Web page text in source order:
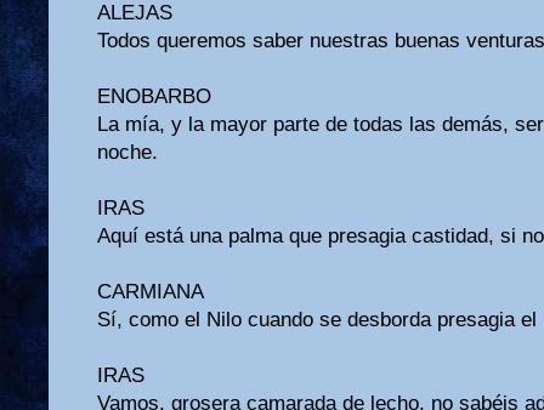
ALEJAS
Todos queremos saber nuestras buenas
ENOBARBO
La mía, y la mayor parte de todas las demás,
noche.
IRAS
Aquí está una palma que presagia castidad, si
CARMIANA
Sí, como el Nilo cuando se desborda presagia el
IRAS
Vamos, grosera camarada de lecho, no sabéis